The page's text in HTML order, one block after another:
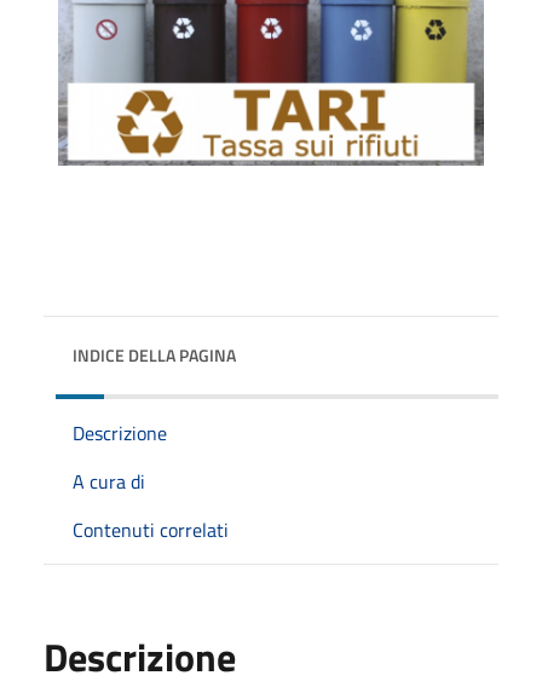
INDICE DELLA PAGINA
Descrizione
A cura di
Contenuti correlati
Descrizione